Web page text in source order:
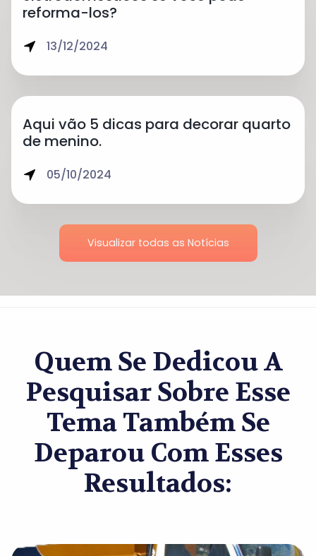
reforma-los?
13/12/2024
Aqui vão 5 dicas para decorar quarto
de menino.
05/10/2024
Visualizar todas as Notícias
Quem Se Dedicou A
Pesquisar Sobre Esse
Tema Também Se
Deparou Com Esses
Resultados: